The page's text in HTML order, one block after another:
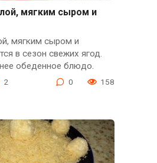
мягким сыром и
мягким сыром и
в сезон свежих ягод.
обеденное блюдо.
2 0 158